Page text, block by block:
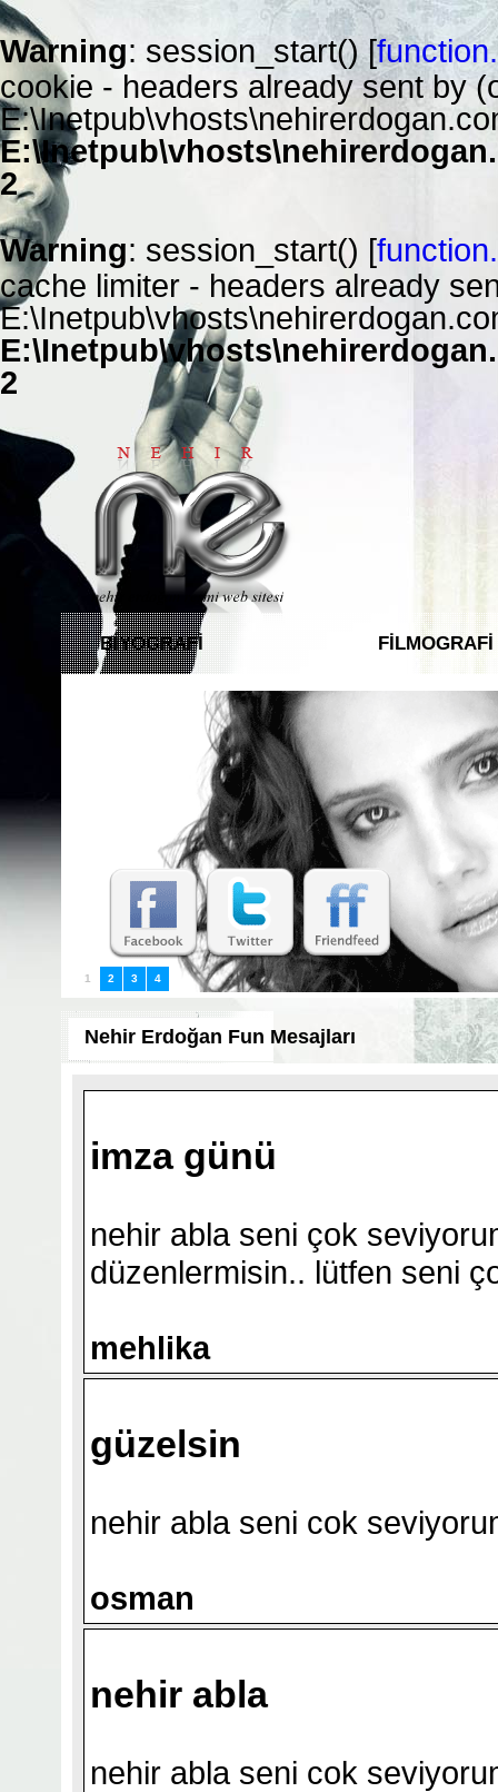
Warning: session_start() [
cookie - headers already sent by
2
Warning: session_start() [
cache limiter - headers already
2
BİYOGRAFİ FİLMOGRAFİ
FUN CLUB
1 2 3 4
Nehir Erdoğan Fun Mesajları
imza günü
nehir abla seni çok
düzenlermisin.. lütfen seni
mehlika
güzelsin
nehir abla seni cok
osman
nehir abla
nehir abla seni cok